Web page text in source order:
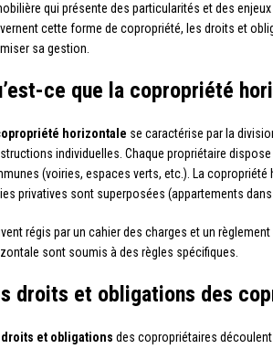
qui présente des particularités et des
cette forme de copropriété, les droits et
sa gestion.
ce que la copropriété
horizontale se caractérise par la
individuelles. Chaque propriétaire
(voiries, espaces verts, etc.). La
privatives sont superposées (appartements dans
régis par un cahier des charges et un
sont soumis à des règles spécifiques.
droits et obligations des
droits et obligations des copropriétaires